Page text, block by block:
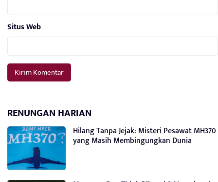
Situs Web
RENUNGAN HARIAN
Hilang Tanpa Jejak: Misteri Pesawat MH370
yang Masih Membingungkan Dunia